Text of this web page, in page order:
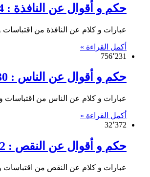
حكم و أقوال عن النافذة : 24 مقولة عن النافذة
عبارات و كلام عن النافذة من اقتباسات
أكمل القراءة »
756٬231
حكم و أقوال عن الناس : 2630 مقولة عن الناس
عبارات و كلام عن الناس من اقتباسات و
أكمل القراءة »
32٬372
حكم و أقوال عن النقص : 42 مقولة عن النقص
عبارات و كلام عن النقص من اقتباسات و